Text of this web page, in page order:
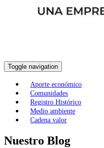
Toggle navigation
Aporte económico
Comunidades
Registro Histórico
Medio ambiente
Cadena valor
Nuestro Blog